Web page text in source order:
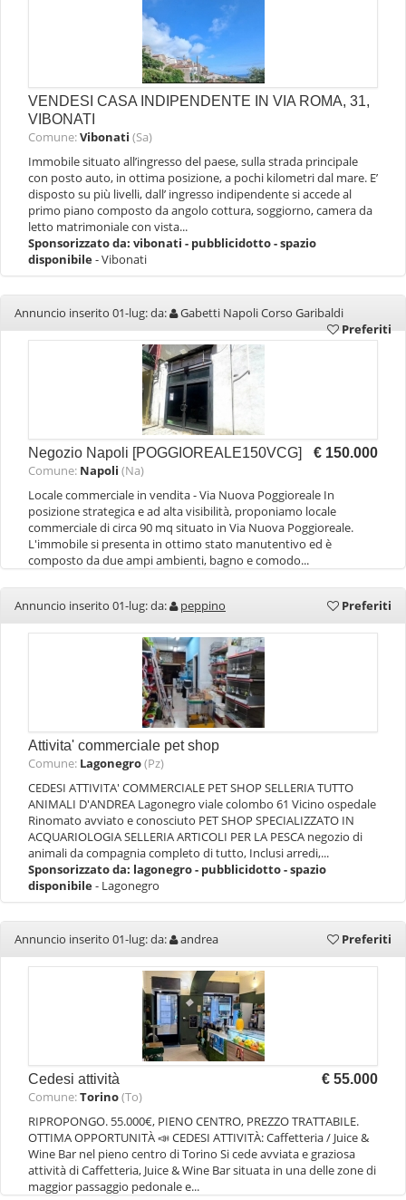
VENDESI CASA INDIPENDENTE IN VIA ROMA, 31,
VIBONATI
Comune:Vibonati (Sa)
Immobile situato all’ingresso del paese, sulla strada principale
con posto auto, in ottima posizione, a pochi kilometri dal mare. E’
disposto su più livelli, dall’ ingresso indipendente si accede al
primo piano composto da angolo cottura, soggiorno, camera da
letto matrimoniale con vista...
Sponsorizzato da: vibonati - pubblicidotto - spazio
disponibile- Vibonati
Annuncio inserito 01-lug: da:
Gabetti Napoli Corso Garibaldi
Preferiti
Negozio Napoli [POGGIOREALE150VCG] € 150.000
Comune: Napoli (Na)
Locale commerciale in vendita - Via Nuova Poggioreale In
posizione strategica e ad alta visibilità, proponiamo locale
commerciale di circa 90 mq situato in Via Nuova Poggioreale.
L'immobile si presenta in ottimo stato manutentivo ed è
composto da due ampi ambienti, bagno e comodo...
Annuncio inserito 01-lug: da: peppino Preferiti
Attivita' commerciale pet shop
Comune: Lagonegro(Pz)
CEDESI ATTIVITA' COMMERCIALE PET SHOP SELLERIA TUTTO
ANIMALI D'ANDREA Lagonegro viale colombo 61 Vicino ospedale
Rinomato avviato e conosciuto PET SHOP SPECIALIZZATO IN
ACQUARIOLOGIA SELLERIA ARTICOLI PER LA PESCA negozio di
animali da compagnia completo di tutto, Inclusi arredi,...
Sponsorizzato da: lagonegro - pubblicidotto - spazio
disponibile- Lagonegro
Annuncio inserito 01-lug: da: andrea Preferiti
Cedesi attività € 55.000
Comune:Torino(To)
RIPROPONGO. 55.000€, PIENO CENTRO, PREZZO TRATTABILE.
OTTIMA OPPORTUNITÀ 📣 CEDESI ATTIVITÀ: Caffetteria / Juice &
Wine Bar nel pieno centro di Torino Si cede avviata e graziosa
attività di Caffetteria, Juice & Wine Bar situata in una delle zone di
maggior passaggio pedonale e...